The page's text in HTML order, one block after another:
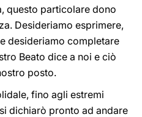
questo particolare dono
Desideriamo esprimere,
desideriamo completare
Beato dice a noi e ciò
posto.
fino agli estremi
dichiarò pronto ad andare